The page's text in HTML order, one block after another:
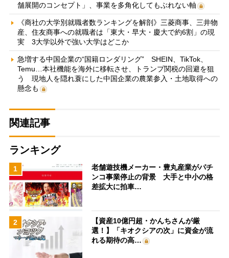
舗展開のコンセプト」、事業を多角化してもぶれない軸
《商社の大学別就職者数ランキングを解剖》三菱商事、三井物
産、住友商事への就職者は「東大・早大・慶大で約6割」の現
実 3大学以外で強い大学はどこか
急増する中国企業の“国籍ロンダリング” SHEIN、TikTok、
Temu…本社機能を海外に移転させ、トランプ関税の回避を狙
う 現地人を隠れ蓑にした中国企業の農業参入・土地取得への
懸念も
関連記事
ランキング
1
老舗遊技機メーカー・豊丸産業がパチ
ンコ事業停止の背景 大手と中小の格
差拡大に拍車…
2
【資産10億円超・かんちさんが厳
選！】「キオクシアの次」に資金が流
れる期待の高…